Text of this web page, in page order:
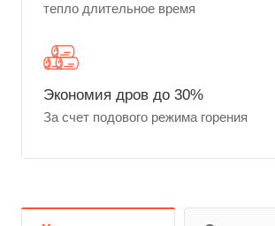
тепло длительное время
Экономия дров до 30%
За счет подового режима горения